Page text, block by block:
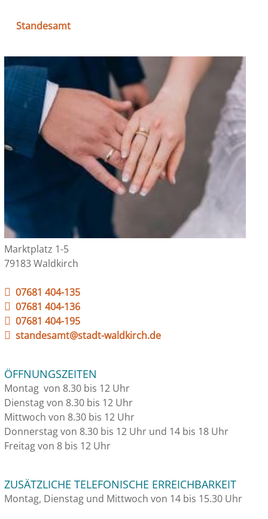
Standesamt
Marktplatz 1-5
79183 Waldkirch
07681 404-135
07681 404-136
07681 404-195
standesamt@stadt-waldkirch.de
ÖFFNUNGSZEITEN
Montag von 8.30 bis 12 Uhr
Dienstag von 8.30 bis 12 Uhr
Mittwoch von 8.30 bis 12 Uhr
Donnerstag von 8.30 bis 12 Uhr und 14 bis 18 Uhr
Freitag von 8 bis 12 Uhr
ZUSÄTZLICHE TELEFONISCHE ERREICHBARKEIT
Montag, Dienstag und Mittwoch von 14 bis 15.30 Uhr